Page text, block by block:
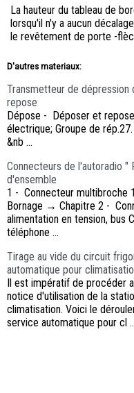
La hauteur du tableau de
lorsqu'il n'y a aucun
le revêtement de porte -
D'autres materiaux:
Transmetteur de
repose
Dépose - Déposer et
électrique; Groupe de
&nb ...
Connecteurs de l'autoradio "
d'ensemble
1 - Connecteur multibroche
Bornage → Chapitre 2 -
alimentation en tension, bus
téléphone ...
Tirage au vide du circuit
automatique pour
Il est impératif de procéder
notice d'utilisation de la
climatisation. Voici le
service automatique pour cl